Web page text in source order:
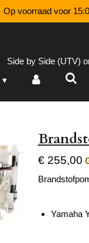
Op voorraad voor
Side by Side (UTV)
€ 255,00
Yamaha